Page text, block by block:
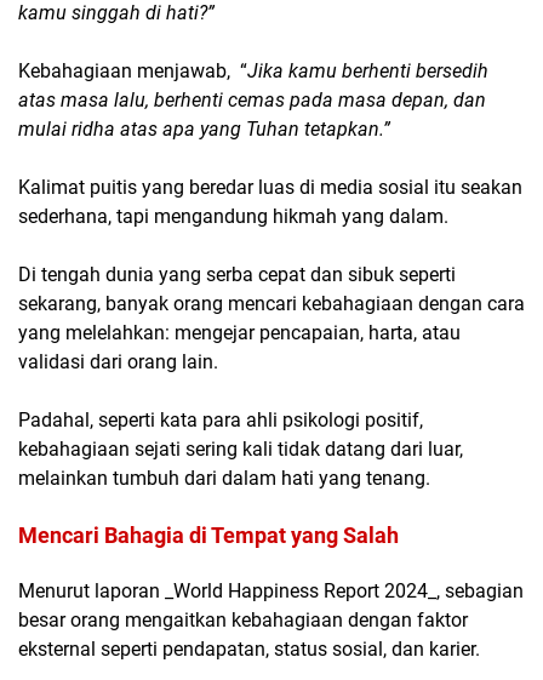
kamu singgah di hati?”
Kebahagiaan menjawab, “Jika kamu berhenti bersedih
atas masa lalu, berhenti cemas pada masa depan, dan
mulai ridha atas apa yang Tuhan tetapkan.”
Kalimat puitis yang beredar luas di media sosial itu seakan
sederhana, tapi mengandung hikmah yang dalam.
Di tengah dunia yang serba cepat dan sibuk seperti
sekarang, banyak orang mencari kebahagiaan dengan cara
yang melelahkan: mengejar pencapaian, harta, atau
validasi dari orang lain.
Padahal, seperti kata para ahli psikologi positif,
kebahagiaan sejati sering kali tidak datang dari luar,
melainkan tumbuh dari dalam hati yang tenang.
Mencari Bahagia di Tempat yang Salah
Menurut laporan _World Happiness Report 2024_, sebagian
besar orang mengaitkan kebahagiaan dengan faktor
eksternal seperti pendapatan, status sosial, dan karier.